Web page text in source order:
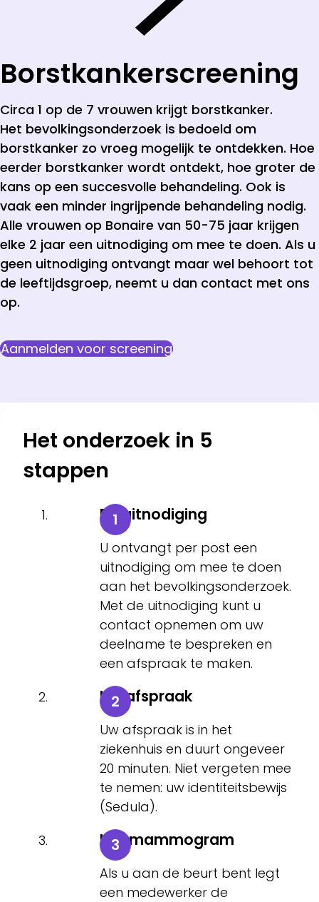
Borstkanker­screening
Circa 1 op de 7 vrouwen krijgt borstkanker.
Het bevolkingsonderzoek is bedoeld om
borstkanker zo vroeg mogelijk te ontdekken. Hoe
eerder borstkanker wordt ontdekt, hoe groter de
kans op een succesvolle behandeling. Ook is
vaak een minder ingrijpende behandeling nodig.
Alle vrouwen op Bonaire van 50-75 jaar krijgen
elke 2 jaar een uitnodiging om mee te doen. Als u
geen uitnodiging ontvangt maar wel behoort tot
de leeftijdsgroep, neemt u dan contact met ons
op.
Aanmelden voor screening
Het onderzoek in 5
stappen
De uitnodiging
U ontvangt per post een
uitnodiging om mee te doen
aan het bevolkingsonderzoek.
Met de uitnodiging kunt u
contact opnemen om uw
deelname te bespreken en
een afspraak te maken.
Uw afspraak
Uw afspraak is in het
ziekenhuis en duurt ongeveer
20 minuten. Niet vergeten mee
te nemen: uw identiteitsbewijs
(Sedula).
Het mammogram
Als u aan de beurt bent legt
een medewerker de